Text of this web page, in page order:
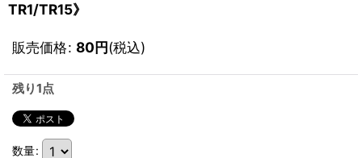
TR1/TR15》
販売価格: 80円(税込)
残り1点
数量: